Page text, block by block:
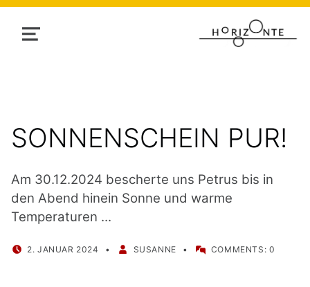
MENU
SONNENSCHEIN PUR!
Am 30.12.2024 bescherte uns Petrus bis in
den Abend hinein Sonne und warme
Temperaturen ...
POSTED ON:
2. JANUAR 2024
WRITTEN BY:
SUSANNE COMMENTS: 0